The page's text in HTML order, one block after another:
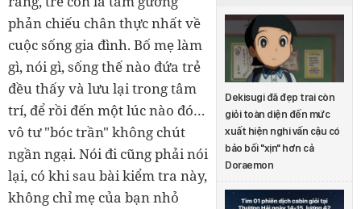
Dekisugi đã đẹp trai còn
giỏi toàn diện đến mức
xuất hiện nghi vấn cậu có
bảo bối "xịn" hơn cả
Doraemon
phản chiếu chân thực nhất về
cuộc sống gia đình. Bố mẹ làm
gì, nói gì, sống thế nào đứa trẻ
đều thấy và lưu lại trong tâm
trí, để rồi đến một lúc nào đó…
vô tư "bóc trần" không chút
ngần ngại. Nói đi cũng phải nói
lại, có khi sau bài kiểm tra này,
không chỉ mẹ của bạn nhỏ